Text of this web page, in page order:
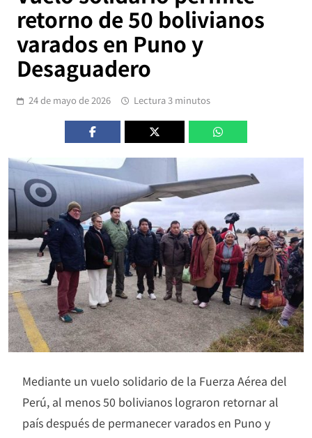
retorno de 50 bolivianos
varados en Puno y
Desaguadero
24 de mayo de 2026 Lectura 3 minutos
Mediante un vuelo solidario de la Fuerza Aérea del
Perú, al menos 50 bolivianos lograron retornar al
país después de permanecer varados en Puno y